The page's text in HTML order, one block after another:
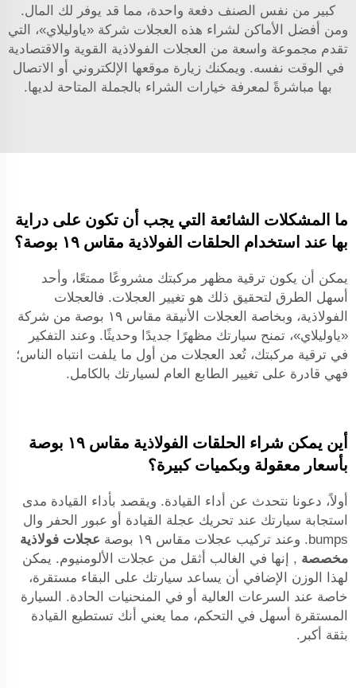
كبير من نفس الصنف دفعة واحدة، مما قد يوفر لك المال.
ومن أفضل الأماكن لشراء هذه العجلات شركة «ياوليلاي»، التي
تقدم مجموعة واسعة من العجلات الفولاذية القوية والاقتصادية
في الوقت نفسه. ويمكنك زيارة موقعها الإلكتروني أو الاتصال
بها مباشرةً لمعرفة خيارات الشراء بالجملة المتاحة لديها.
ما المشكلات الشائعة التي يجب أن تكون على دراية
بها عند استخدام الحلقات الفولاذية مقاس ١٩ بوصة؟
يمكن أن يكون ترقية مظهر مركبتك مشروعًا ممتعًا، وأحد
أسهل الطرق لتحقيق ذلك هو تغيير العجلات. فالعجلات
الفولاذية، وبخاصة العجلات الأنيقة مقاس ١٩ بوصة من شركة
«ياوليلاي»، تمنح سيارتك مظهرًا جديدًا وحديثًا. وعند التفكير
في ترقية مركبتك، تُعد العجلات من أول ما يلفت انتباه الناس؛
فهي قادرة على تغيير الطابع العام لسيارتك بالكامل.
أين يمكن شراء الحلقات الفولاذية مقاس ١٩ بوصة
بأسعار معقولة وبكميات كبيرة؟
أولاً، دعونا نتحدث عن أداء القيادة. ويقصد بأداء القيادة مدى
استجابة سيارتك عند تحريك عجلة القيادة أو عبور الحفر وال
bumps. وعند تركيب عجلات مقاس ١٩ بوصة
عجلات فولاذية
مخصصة , إنها في الغالب أثقل من عجلات الألومنيوم. يمكن
لهذا الوزن الإضافي أن يساعد سيارتك على البقاء مستقرة،
خاصة عند السرعات العالية أو في المنحنيات الحادة. السيارة
المستقرة أسهل في التحكم، مما يعني أنك تستطيع القيادة
بثقة أكبر.